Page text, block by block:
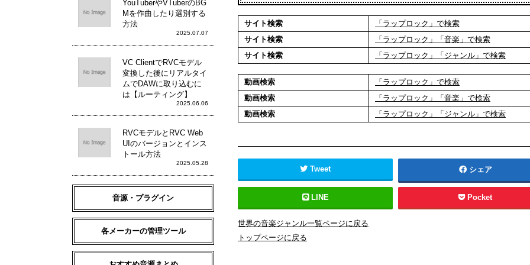
サイト検索
「ラップロック」で検索
サイト検索
「ラップロック」「音楽」で検索
サイト検索
「ラップロック」「ジャンル」で検索
動画検索
「ラップロック」で検索
動画検索
「ラップロック」「音楽」で検索
動画検索
「ラップロック」「ジャンル」で検索
Tweet シェア
LINE Pocket
世界の音楽ジャンル一覧ページに戻る
トップページに戻る
YouTuberやVTuberのBG
Mを作曲したり選別する
方法
2025.07.07
VC ClientでRVCモデル
変換した後にリアルタイ
ムでDAWに取り込むに
は【ルーティング】
2025.06.06
RVCモデルとRVC Web
UIのバージョンとインス
トール方法
2025.05.28
音源・プラグイン
各メーカーの管理ツール